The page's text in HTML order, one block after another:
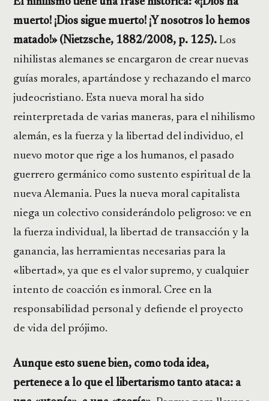
muerto! ¡Dios sigue muerto! ¡Y nosotros lo hemos
matado!» (Nietzsche, 1882/2008, p. 125). Los
nihilistas alemanes se encargaron de crear nuevas
guías morales, apartándose y rechazando el marco
judeocristiano. Esta nueva moral ha sido
reinterpretada de varias maneras, para el nihilismo
alemán, es la fuerza y la libertad del individuo, el
nuevo motor que rige a los humanos, el pasado
guerrero germánico como sustento espiritual de la
nueva Alemania. Pues la nueva moral capitalista
niega un colectivo considerándolo peligroso: ve en
la fuerza individual, la libertad de transacción y la
ganancia, las herramientas necesarias para la
«libertad», ya que es el valor supremo, y cualquier
intento de coacción es inmoral. Cree en la
responsabilidad personal y defiende el proyecto
de vida del prójimo.
Aunque esto suene bien, como toda idea,
pertenece a lo que el libertarismo tanto ataca: a